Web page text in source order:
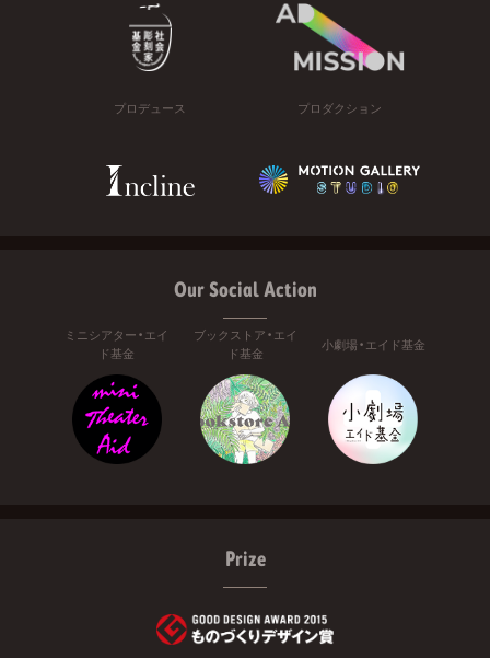
プロデュース プロダクション
Our Social Action
ミニシアター・エイ
ド基金
ブックストア・エイ
ド基金
小劇場・エイド基金
Prize